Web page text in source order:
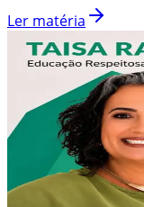
Ler matéria